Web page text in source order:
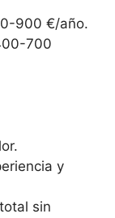
900 €/año.
700
y
sin